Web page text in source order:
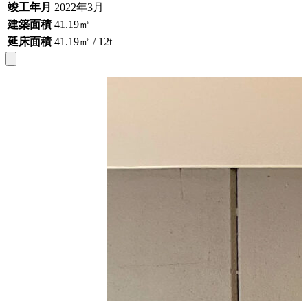
竣工年月 2022年3月
建築面積 41.19㎡
延床面積 41.19㎡ / 12t